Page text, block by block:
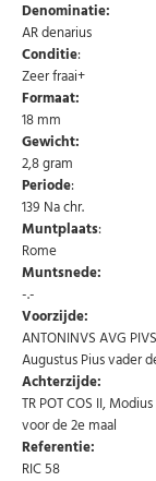
Denominatie:
AR denarius
Conditie:
Zeer fraai+
Formaat:
18 mm
Gewicht:
2,8 gram
Periode:
139 Na chr.
Muntplaats:
Rome
Muntsnede:
-.-
Voorzijde:
ANTONINVS AVG
Augustus Pius vader
Achterzijde:
TR POT COS II,
voor de 2e maal
Referentie:
RIC 58